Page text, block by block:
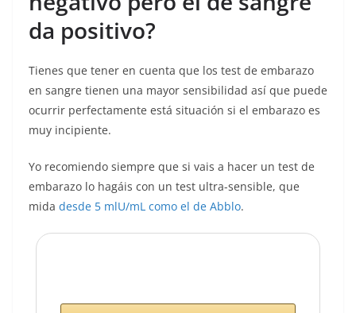
da positivo?
Tienes que tener en cuenta que los test de embarazo
en sangre tienen una mayor sensibilidad así que puede
ocurrir perfectamente está situación si el embarazo es
muy incipiente.
Yo recomiendo siempre que si vais a hacer un test de
embarazo lo hagáis con un test ultra-sensible, que
mida desde 5 mlU/mL como el de Abblo.